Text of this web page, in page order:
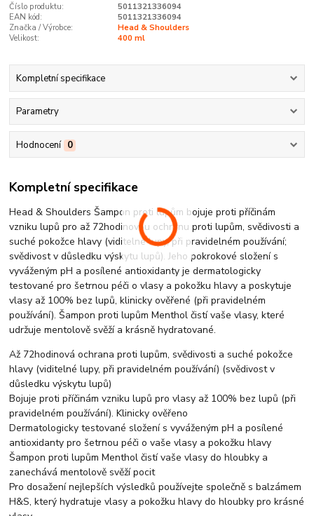
Číslo produktu:
5011321336094
EAN kód:
5011321336094
Značka / Výrobce:
Head & Shoulders
Velikost:
400 ml
Kompletní specifikace
Parametry
Hodnocení 0
Kompletní specifikace
Head & Shoulders Šampon proti lupům bojuje proti příčinám
vzniku lupů pro až 72hodinovou ochranu proti lupům, svědivosti a
suché pokožce hlavy (viditelné lupy, při pravidelném používání;
svědivost v důsledku výskytu lupů). Jeho pokrokové složení s
vyváženým pH a posílené antioxidanty je dermatologicky
testované pro šetrnou péči o vlasy a pokožku hlavy a poskytuje
vlasy až 100% bez lupů, klinicky ověřené (při pravidelném
používání). Šampon proti lupům Menthol čistí vaše vlasy, které
udržuje mentolově svěží a krásně hydratované.
Až 72hodinová ochrana proti lupům, svědivosti a suché pokožce
hlavy (viditelné lupy, při pravidelném používání) (svědivost v
důsledku výskytu lupů)
Bojuje proti příčinám vzniku lupů pro vlasy až 100% bez lupů (při
pravidelném používání). Klinicky ověřeno
Dermatologicky testované složení s vyváženým pH a posílené
antioxidanty pro šetrnou péči o vaše vlasy a pokožku hlavy
Šampon proti lupům Menthol čistí vaše vlasy do hloubky a
zanechává mentolově svěží pocit
Pro dosažení nejlepších výsledků používejte společně s balzámem
H&S, který hydratuje vlasy a pokožku hlavy do hloubky pro krásné